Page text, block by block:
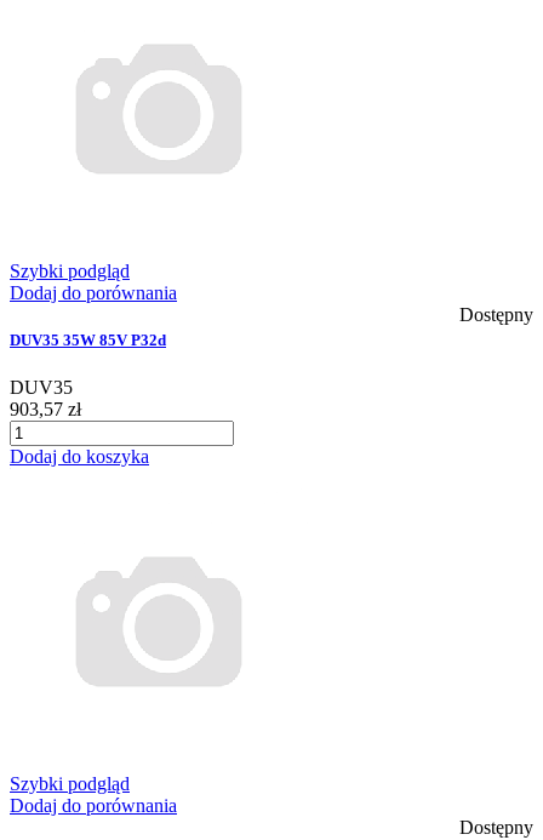
Szybki podgląd
Dodaj do porównania
Dostępny
DUV35 35W 85V P32d
DUV35
903,57 zł
Dodaj do koszyka
Szybki podgląd
Dodaj do porównania
Dostępny